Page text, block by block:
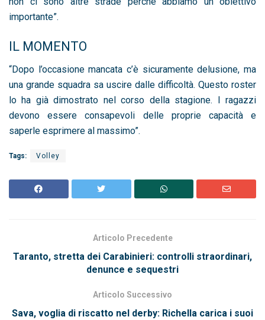
importante”.
IL MOMENTO
“Dopo l’occasione mancata c’è sicuramente delusione, ma
una grande squadra sa uscire dalle difficoltà. Questo roster
lo ha già dimostrato nel corso della stagione. I ragazzi
devono essere consapevoli delle proprie capacità e
saperle esprimere al massimo”.
Tags: Volley
Articolo Precedente
Taranto, stretta dei Carabinieri: controlli straordinari,
denunce e sequestri
Articolo Successivo
Sava, voglia di riscatto nel derby: Richella carica i suoi